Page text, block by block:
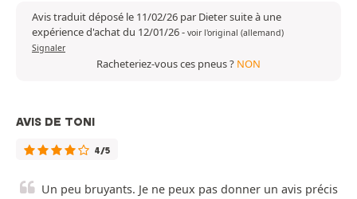
Avis traduit déposé le 11/02/26 par Dieter suite à une
expérience d'achat du 12/01/26- voir l'original (allemand)
Signaler
Racheteriez-vous ces pneus ? NON
AVIS DE TONI
4/5
Un peu bruyants. Je ne peux pas donner un avis précis